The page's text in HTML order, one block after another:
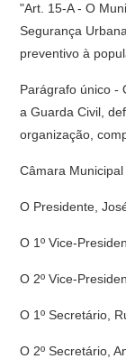
"Art. 15-A - O
Segurança
preventivo à
Parágrafo único -
a Guarda Civil,
organização,
Câmara
O Presidente,
O 1º Vice-
O 2º Vice-
O 1º Secretário,
O 2º Secretário,